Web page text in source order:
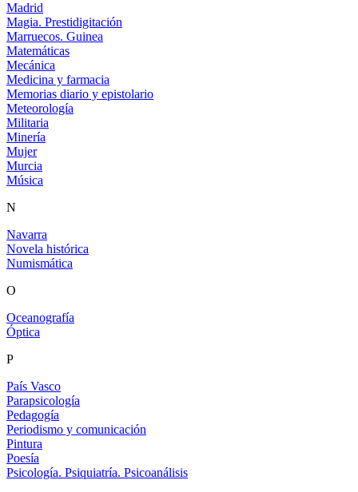
Madrid
Magia. Prestidigitación
Marruecos. Guinea
Matemáticas
Mecánica
Medicina y farmacia
Memorias diario y epistolario
Meteorología
Militaria
Minería
Mujer
Murcia
Música
N
Navarra
Novela histórica
Numismática
O
Oceanografía
Óptica
P
País Vasco
Parapsicología
Pedagogía
Periodismo y comunicación
Pintura
Poesía
Psicología. Psiquiatría. Psicoanálisis